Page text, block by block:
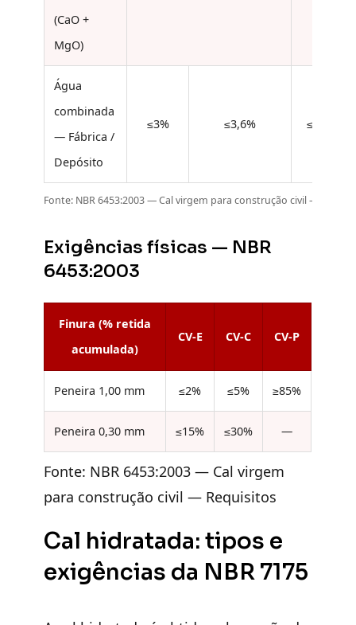
(CaO +
MgO)
Água
combinada
— Fábrica /
Depósito
≤3% ≤3,6% ≤3,5%
Fonte: NBR 6453:2003 — Cal virgem para construção civil —
Exigências físicas — NBR
6453:2003
Finura (% retida
acumulada)
CV-E CV-C CV-P
Peneira 1,00 mm ≤2% ≤5% ≥85%
Peneira 0,30 mm ≤15% ≤30% —
Fonte: NBR 6453:2003 — Cal virgem
para construção civil — Requisitos
Cal hidratada: tipos e
exigências da NBR 7175